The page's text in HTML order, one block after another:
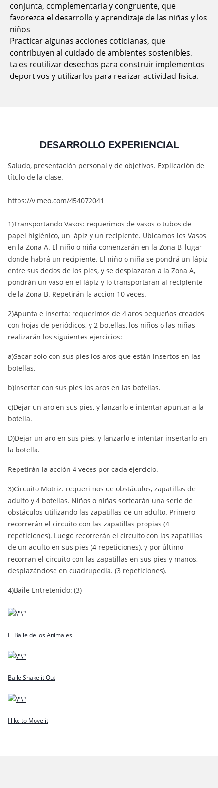
conjunta, complementaria y congruente, que
favorezca el desarrollo y aprendizaje de las niñas y los
niños
Practicar algunas acciones cotidianas, que
contribuyen al cuidado de ambientes sostenibles,
tales reutilizar desechos para construir implementos
deportivos y utilizarlos para realizar actividad física.
DESARROLLO EXPERIENCIAL
Saludo, presentación personal y de objetivos. Explicación de
título de la clase.
https://vimeo.com/454072041
1)Transportando Vasos: requerimos de vasos o tubos de
papel higiénico, un lápiz y un recipiente. Ubicamos los Vasos
en la Zona A. El niño o niña comenzarán en la Zona B, lugar
donde habrá un recipiente. El niño o niña se pondrá un lápiz
entre sus dedos de los pies, y se desplazaran a la Zona A,
pondrán un vaso en el lápiz y lo transportaran al recipiente
de la Zona B. Repetirán la acción 10 veces.
2)Apunta e inserta: requerimos de 4 aros pequeños creados
con hojas de periódicos, y 2 botellas, los niños o las niñas
realizarán los siguientes ejercicios:
a)Sacar solo con sus pies los aros que están insertos en las
botellas.
b)Insertar con sus pies los aros en las botellas.
c)Dejar un aro en sus pies, y lanzarlo e intentar apuntar a la
botella.
D)Dejar un aro en sus pies, y lanzarlo e intentar insertarlo en
la botella.
Repetirán la acción 4 veces por cada ejercicio.
3)Circuito Motriz: requerimos de obstáculos, zapatillas de
adulto y 4 botellas. Niños o niñas sortearán una serie de
obstáculos utilizando las zapatillas de un adulto. Primero
recorrerán el circuito con las zapatillas propias (4
repeticiones). Luego recorrerán el circuito con las zapatillas
de un adulto en sus pies (4 repeticiones), y por último
recorran el circuito con las zapatillas en sus pies y manos,
desplazándose en cuadrupedia. (3 repeticiones).
4)Baile Entretenido: (3)
El Baile de los Animales
Baile Shake it Out
I like to Move it